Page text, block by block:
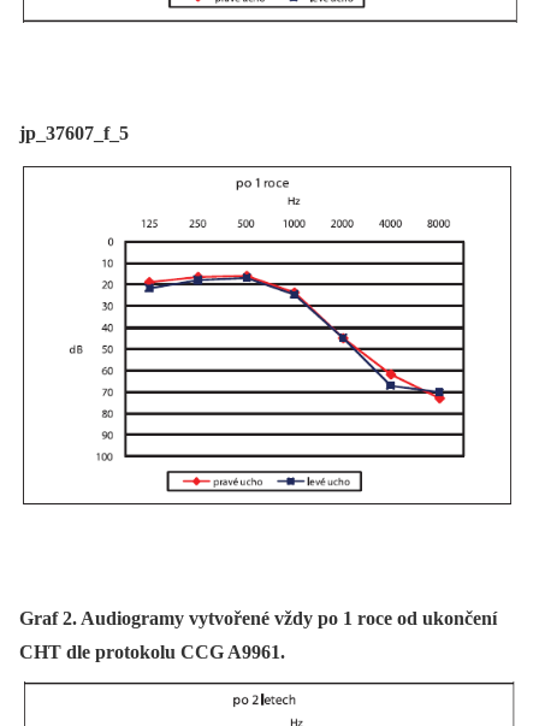
jp_37607_f_5
Graf 2. Audiogramy vytvořené vždy po 1 roce od ukončení
CHT dle protokolu CCG A9961.